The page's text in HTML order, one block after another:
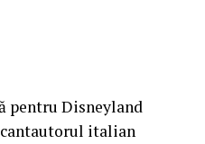
pentru Disneyland
cantautorul italian